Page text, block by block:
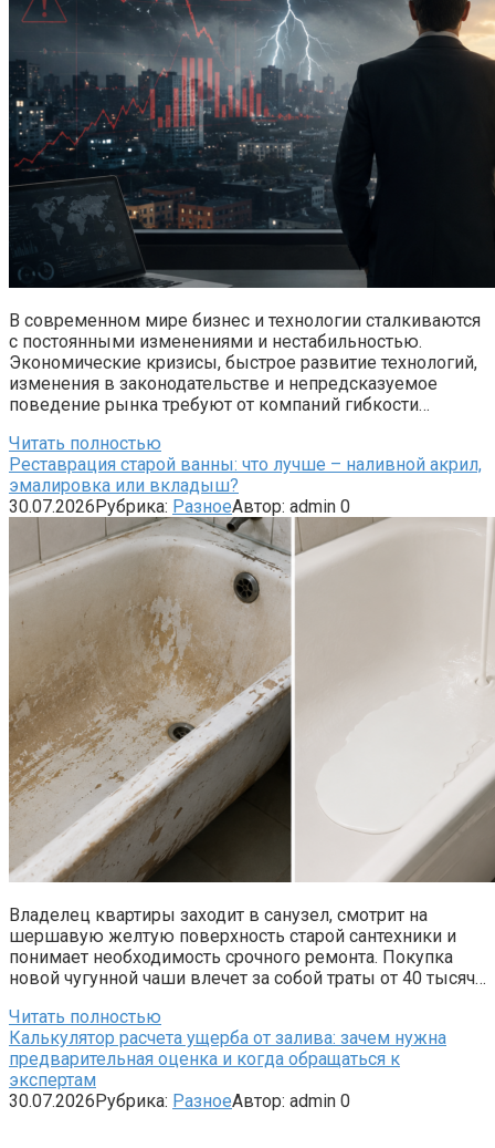
В современном мире бизнес и технологии сталкиваются
с постоянными изменениями и нестабильностью.
Экономические кризисы, быстрое развитие технологий,
изменения в законодательстве и непредсказуемое
поведение рынка требуют от компаний гибкости…
Читать полностью
Реставрация старой ванны: что лучше – наливной акрил,
эмалировка или вкладыш?
30.07.2026Рубрика: РазноеАвтор: admin 0
Владелец квартиры заходит в санузел, смотрит на
шершавую желтую поверхность старой сантехники и
понимает необходимость срочного ремонта. Покупка
новой чугунной чаши влечет за собой траты от 40 тысяч…
Читать полностью
Калькулятор расчета ущерба от залива: зачем нужна
предварительная оценка и когда обращаться к
экспертам
30.07.2026Рубрика: РазноеАвтор: admin 0